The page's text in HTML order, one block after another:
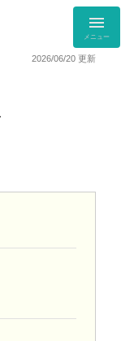
メニュー
2026/06/20 更新